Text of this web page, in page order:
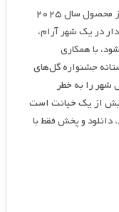
هالند، نام فیلمی هیجان انگیز محصول سال ۲۰۲۵
در یک شهر آرام،
با همکاری
جشنواره گل‌های
شهر را به خطر
از یک خیانت است
و پخش فقط با